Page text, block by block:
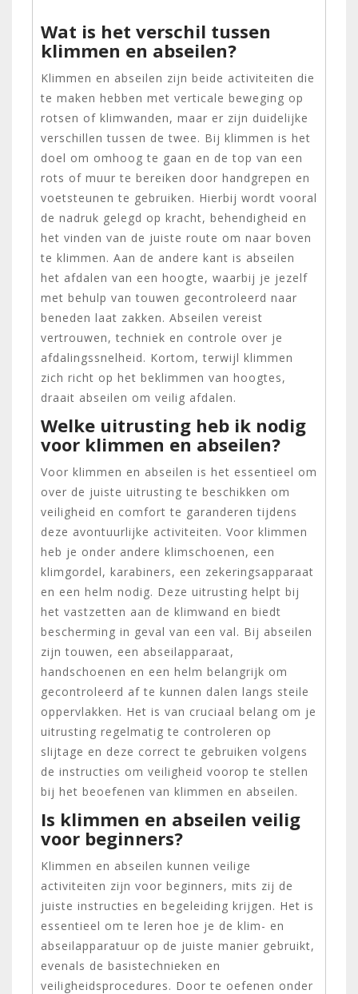
Wat is het verschil tussen
klimmen en abseilen?
Klimmen en abseilen zijn beide activiteiten die
te maken hebben met verticale beweging op
rotsen of klimwanden, maar er zijn duidelijke
verschillen tussen de twee. Bij klimmen is het
doel om omhoog te gaan en de top van een
rots of muur te bereiken door handgrepen en
voetsteunen te gebruiken. Hierbij wordt vooral
de nadruk gelegd op kracht, behendigheid en
het vinden van de juiste route om naar boven
te klimmen. Aan de andere kant is abseilen
het afdalen van een hoogte, waarbij je jezelf
met behulp van touwen gecontroleerd naar
beneden laat zakken. Abseilen vereist
vertrouwen, techniek en controle over je
afdalingssnelheid. Kortom, terwijl klimmen
zich richt op het beklimmen van hoogtes,
draait abseilen om veilig afdalen.
Welke uitrusting heb ik nodig
voor klimmen en abseilen?
Voor klimmen en abseilen is het essentieel om
over de juiste uitrusting te beschikken om
veiligheid en comfort te garanderen tijdens
deze avontuurlijke activiteiten. Voor klimmen
heb je onder andere klimschoenen, een
klimgordel, karabiners, een zekeringsapparaat
en een helm nodig. Deze uitrusting helpt bij
het vastzetten aan de klimwand en biedt
bescherming in geval van een val. Bij abseilen
zijn touwen, een abseilapparaat,
handschoenen en een helm belangrijk om
gecontroleerd af te kunnen dalen langs steile
oppervlakken. Het is van cruciaal belang om je
uitrusting regelmatig te controleren op
slijtage en deze correct te gebruiken volgens
de instructies om veiligheid voorop te stellen
bij het beoefenen van klimmen en abseilen.
Is klimmen en abseilen veilig
voor beginners?
Klimmen en abseilen kunnen veilige
activiteiten zijn voor beginners, mits zij de
juiste instructies en begeleiding krijgen. Het is
essentieel om te leren hoe je de klim- en
abseilapparatuur op de juiste manier gebruikt,
evenals de basistechnieken en
veiligheidsprocedures. Door te oefenen onder